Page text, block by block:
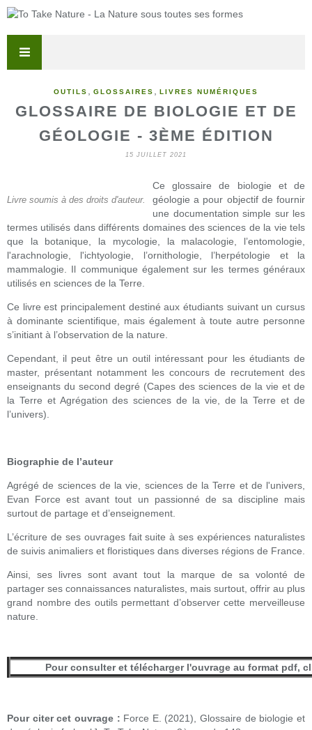
OUTILS GLOSSAIRES LIVRES NUMÉRIQUES
GLOSSAIRE DE BIOLOGIE ET DE
GÉOLOGIE - 3ÈME ÉDITION
15 JUILLET 2021
Livre soumis à des droits d'auteur.
Ce glossaire de biologie et de
géologie a pour objectif de fournir
une documentation simple sur les
termes utilisés dans différents domaines des sciences de la vie tels
que la botanique, la mycologie, la malacologie, l’entomologie,
l'arachnologie, l'ichtyologie, l’ornithologie, l’herpétologie et la
mammalogie. Il communique également sur les termes généraux
utilisés en sciences de la Terre.
Ce livre est principalement destiné aux étudiants suivant un cursus
à dominante scientifique, mais également à toute autre personne
s’initiant à l’observation de la nature.
Cependant, il peut être un outil intéressant pour les étudiants de
master, présentant notamment les concours de recrutement des
enseignants du second degré (Capes des sciences de la vie et de
la Terre et Agrégation des sciences de la vie, de la Terre et de
l’univers).
Biographie de l’auteur
Agrégé de sciences de la vie, sciences de la Terre et de l'univers,
Evan Force est avant tout un passionné de sa discipline mais
surtout de partage et d’enseignement.
L’écriture de ses ouvrages fait suite à ses expériences naturalistes
de suivis animaliers et floristiques dans diverses régions de France.
Ainsi, ses livres sont avant tout la marque de sa volonté de
partager ses connaissances naturalistes, mais surtout, offrir au plus
grand nombre des outils permettant d’observer cette merveilleuse
nature.
Pour consulter et télécharger l'ouvrage au format pdf,
Pour citer cet ouvrage : Force E. (2021),Glossaire de biologie et